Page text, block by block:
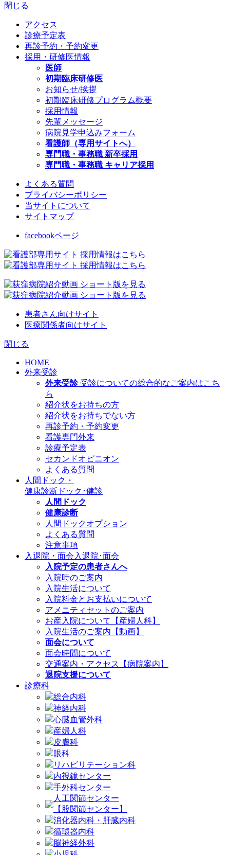
閉じる
アクセス
診療予定表
再診予約・予約変更
採用・研修医情報
医師
初期臨床研修医
お知らせ/挨拶
初期臨床研修プログラム概要
採用情報
先輩メッセージ
病院見学申込みフォーム
看護師（専用サイトへ）
専門職・事務職 新卒採用
専門職・事務職 キャリア採用
よくある質問
プライバシーポリシー
当サイトについて
サイトマップ
facebookページ
患者さん向けサイト
医療関係者向けサイト
閉じる
HOME
外来受診
外来受診 受診についての総合的なご案内はこち
ら
紹介状をお持ちの方
紹介状をお持ちでない方
再診予約・予約変更
看護専門外来
診療予定表
セカンドオピニオン
よくある質問
人間ドック・
健康診断 ドック･健診
人間ドック
健康診断
人間ドックオプション
よくある質問
注意事項
入退院・面会 入退院･面会
入院予定の患者さんへ
入院時のご案内
入院生活について
入院料金とお支払いについて
アメニティセットのご案内
お産入院について【産婦人科】
入院生活のご案内【動画】
面会について
面会時間について
交通案内・アクセス【病院案内】
退院支援について
診療科
総合内科
神経内科
心臓血管外科
産婦人科
皮膚科
眼科
リハビリテーション科
内視鏡センター
手外科センター
人工関節センター
【股関節センター】
消化器内科・肝臓内科
循環器内科
脳神経外科